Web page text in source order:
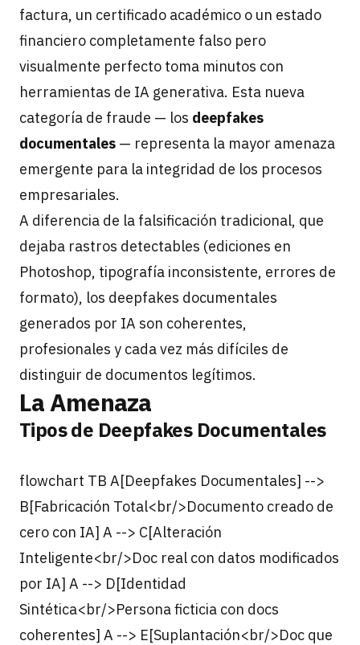
factura, un certificado académico o un estado
financiero completamente falso pero
visualmente perfecto toma minutos con
herramientas de IA generativa. Esta nueva
categoría de fraude — los deepfakes
documentales — representa la mayor amenaza
emergente para la integridad de los procesos
empresariales.
A diferencia de la falsificación tradicional, que
dejaba rastros detectables (ediciones en
Photoshop, tipografía inconsistente, errores de
formato), los deepfakes documentales
generados por IA son coherentes,
profesionales y cada vez más difíciles de
distinguir de documentos legítimos.
La Amenaza
Tipos de Deepfakes Documentales
flowchart TB A[Deepfakes Documentales] -->
B[Fabricación Total<br/>Documento creado de
cero con IA] A --> C[Alteración
Inteligente<br/>Doc real con datos modificados
por IA] A --> D[Identidad
Sintética<br/>Persona ficticia con docs
coherentes] A --> E[Suplantación<br/>Doc que